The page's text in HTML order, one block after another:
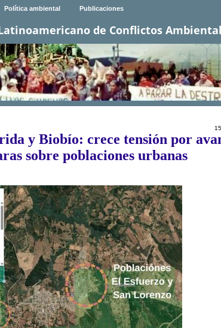
Política ambiental Publicaciones
de Conflictos
y Biobío: crece tensión por
sobre poblaciones urbanas